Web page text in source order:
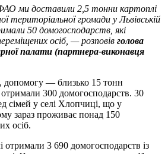
ми доставили 2,5 тонни картоплі
територіальної громади у Львівській
50 домогосподарств, які
осіб, —розповів голова
палати (партнера-виконавця
допомогу — близько 15 тонн
отримали 300 домогосподарств. 30
сімей у селі Хлопчиці, що у
зараз проживає понад 150
осіб.
отримали 3 690 домогосподарств із